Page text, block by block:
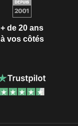
+ de 20 ans
à vos côtés